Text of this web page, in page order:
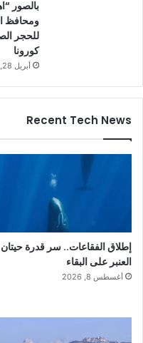
بالصور
ومحافظ
كورونا
أبريل 28, 2020
Recent Tech News
إطلاق الفقاعات.. سر قدرة حيتان
العنبر على البقاء
أغسطس 8, 2026